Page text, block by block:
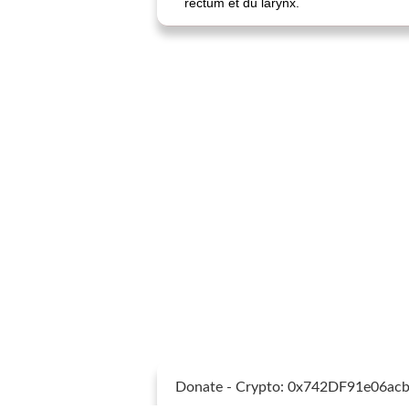
Donate - Crypto: